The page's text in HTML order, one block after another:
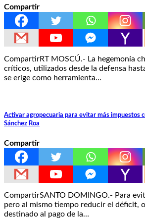
Compartir
CompartirRT MOSCÚ.- La hegemonía
críticos, utilizados desde la defensa
se erige como herramienta…
Activar agropecuaria para evitar más impuestos
Sánchez Roa
Compartir
CompartirSANTO DOMINGO.- Para
pero al mismo tiempo reducir el déficit,
destinado al pago de la…